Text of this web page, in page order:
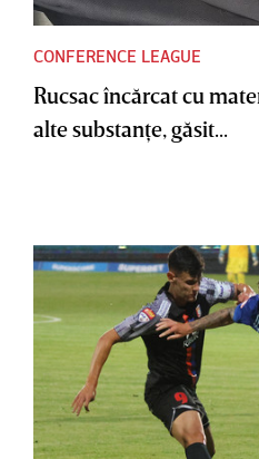
CONFERENCE LEAGUE
Rucsac încărcat cu
alte substanţe, găsit...